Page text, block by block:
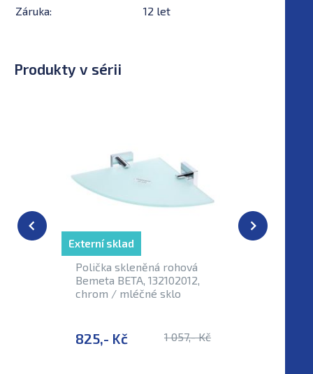
Záruka:
12 let
Produkty v sérii
Polička skleněná rohová
Bemeta BETA, 132102012,
chrom / mléčné sklo
825,- Kč 1 057,- Kč
Externí sklad Externí